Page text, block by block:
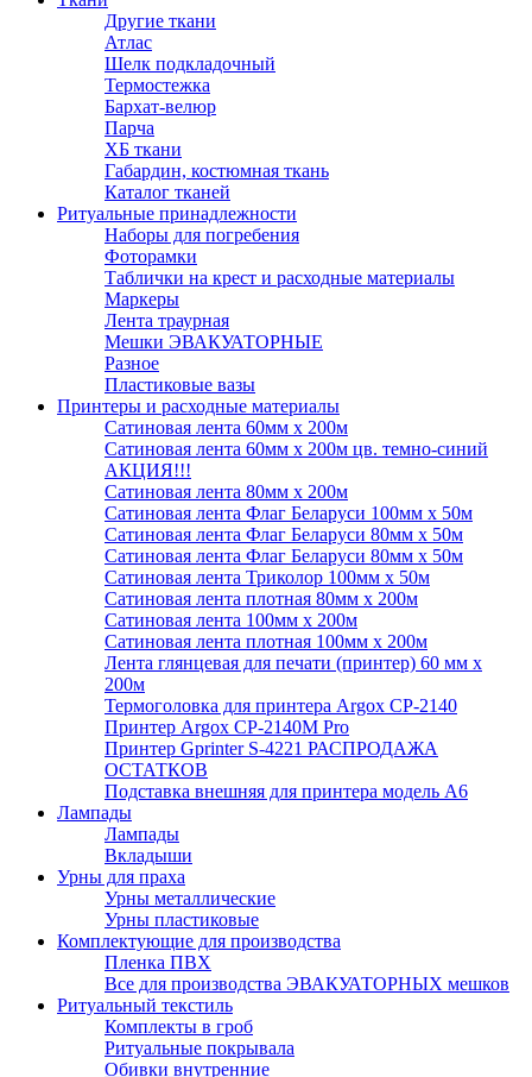
Другие ткани
Атлас
Шелк подкладочный
Термостежка
Бархат-велюр
Парча
ХБ ткани
Габардин, костюмная ткань
Каталог тканей
Ритуальные принадлежности
Наборы для погребения
Фоторамки
Таблички на крест и расходные материалы
Маркеры
Лента траурная
Мешки ЭВАКУАТОРНЫЕ
Разное
Пластиковые вазы
Принтеры и расходные материалы
Сатиновая лента 60мм х 200м
Сатиновая лента 60мм х 200м цв. темно-синий
АКЦИЯ!!!
Сатиновая лента 80мм х 200м
Сатиновая лента Флаг Беларуси 100мм х 50м
Сатиновая лента Флаг Беларуси 80мм х 50м
Сатиновая лента Флаг Беларуси 80мм х 50м
Сатиновая лента Триколор 100мм х 50м
Сатиновая лента плотная 80мм х 200м
Сатиновая лента 100мм х 200м
Сатиновая лента плотная 100мм х 200м
Лента глянцевая для печати (принтер) 60 мм х
200м
Термоголовка для принтера Argox CP-2140
Принтер Argox CP-2140M Pro
Принтер Gprinter S-4221 РАСПРОДАЖА
ОСТАТКОВ
Подставка внешняя для принтера модель А6
Лампады
Лампады
Вкладыши
Урны для праха
Урны металлические
Урны пластиковые
Комплектующие для производства
Пленка ПВХ
Все для производства ЭВАКУАТОРНЫХ мешков
Ритуальный текстиль
Комплекты в гроб
Ритуальные покрывала
Обивки внутренние